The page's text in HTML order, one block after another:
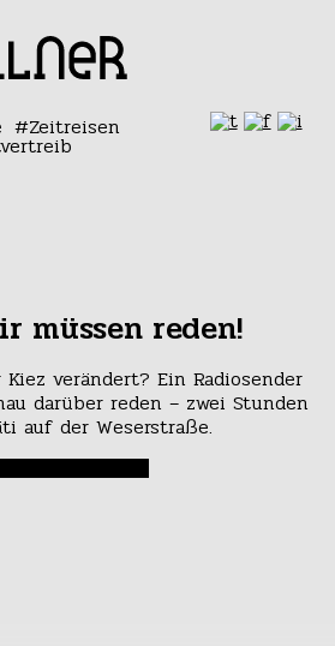
Zeitreisen
müssen reden!
verändert? Ein Radiosender
darüber reden – zwei Stunden
auf der Weserstraße.